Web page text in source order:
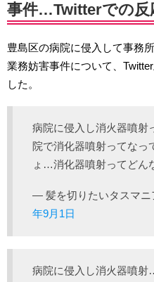
事件…Twitterでの反
豊島区の病院に侵入して事務
業務妨害事件について、
した。
病院に侵入し消火器噴射
院で消化器噴射ってなっ
ょ…消化器噴射ってどん
— 髪を切りたいタスマニ
年9月1日
病院に侵入し消火器噴